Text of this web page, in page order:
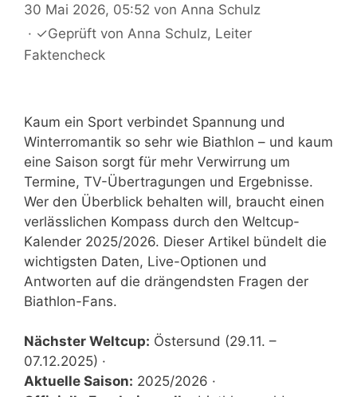
30 Mai 2026, 05:52 von Anna Schulz
· ✓Geprüft von Anna Schulz, Leiter
Faktencheck
Kaum ein Sport verbindet Spannung und
Winterromantik so sehr wie Biathlon – und kaum
eine Saison sorgt für mehr Verwirrung um
Termine, TV-Übertragungen und Ergebnisse.
Wer den Überblick behalten will, braucht einen
verlässlichen Kompass durch den Weltcup-
Kalender 2025/2026. Dieser Artikel bündelt die
wichtigsten Daten, Live-Optionen und
Antworten auf die drängendsten Fragen der
Biathlon-Fans.
Nächster Weltcup: Östersund (29.11. –
07.12.2025) ·
Aktuelle Saison: 2025/2026 ·